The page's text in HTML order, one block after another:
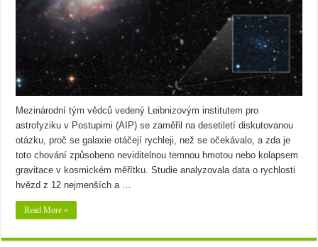
Mezinárodní tým vědců vedený Leibnizovým institutem pro
astrofyziku v Postupimi (AIP) se zaměřil na desetiletí diskutovanou
otázku, proč se galaxie otáčejí rychleji, než se očekávalo, a zda je
toto chování způsobeno neviditelnou temnou hmotou nebo kolapsem
gravitace v kosmickém měřítku. Studie analyzovala data o rychlosti
hvězd z 12 nejmenších a …
Read More »